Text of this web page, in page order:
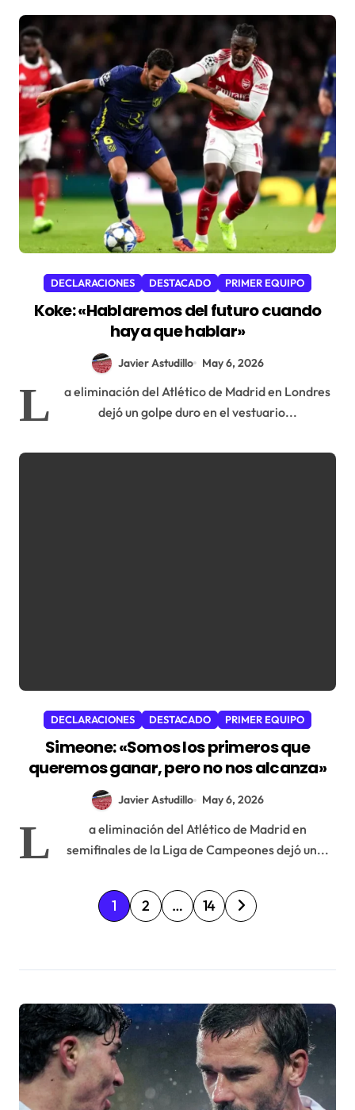
DECLARACIONES DESTACADO PRIMER EQUIPO
Koke: «Hablaremos del futuro cuando
haya que hablar»
Javier Astudillo May 6, 2026
L
a eliminación del Atlético de Madrid en Londres
dejó un golpe duro en el vestuario...
DECLARACIONES DESTACADO PRIMER EQUIPO
Simeone: «Somos los primeros que
queremos ganar, pero no nos alcanza»
Javier Astudillo May 6, 2026
L
a eliminación del Atlético de Madrid en
semifinales de la Liga de Campeones dejó un...
P
a
n
a
c
i
1 2 … 14